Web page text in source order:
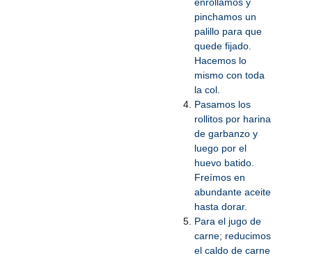
pinchamos un
palillo para que
quede fijado.
Hacemos lo
mismo con toda
la col.
Pasamos los
rollitos por harina
de garbanzo y
luego por el
huevo batido.
Freímos en
abundante aceite
hasta dorar.
Para el jugo de
carne; reducimos
el caldo de carne